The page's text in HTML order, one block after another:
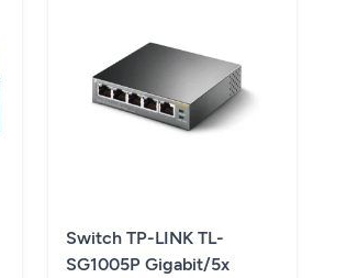
Switch TP-LINK TL-
SG1005P Gigabit/5x